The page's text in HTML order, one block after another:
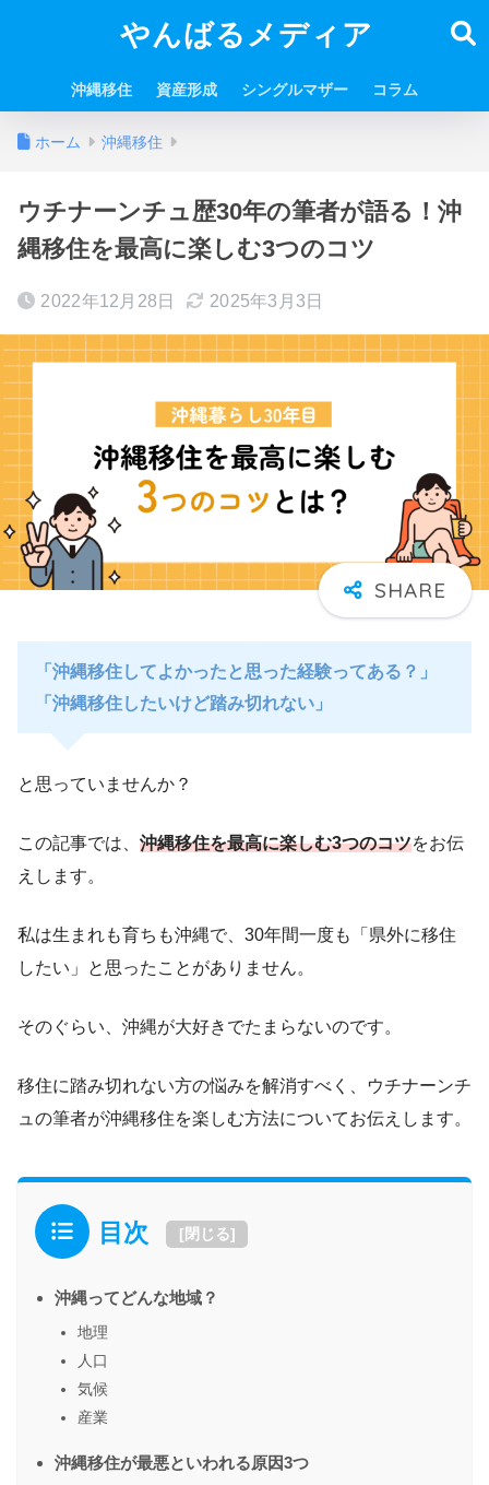
やんばるメディア
沖縄移住 資産形成 シングルマザー コラム
ホーム 沖縄移住
ウチナーンチュ歴30年の筆者が語る！沖
縄移住を最高に楽しむ3つのコツ
2022年12月28日 2025年3月3日
「沖縄移住してよかったと思った経験ってある？」
「沖縄移住したいけど踏み切れない」
と思っていませんか？
この記事では、 沖縄移住を最高に楽しむ3つのコツをお伝
えします。
私は生まれも育ちも沖縄で、30年間一度も「県外に移住
したい」と思ったことがありません。
そのぐらい、沖縄が大好きでたまらないのです。
移住に踏み切れない方の悩みを解消すべく、ウチナーンチ
ュの筆者が沖縄移住を楽しむ方法についてお伝えします。
目次 [閉じる]
沖縄ってどんな地域？
地理
人口
気候
産業
沖縄移住が最悪といわれる原因3つ